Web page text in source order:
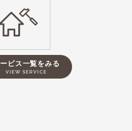
ビス一覧をみる
VIEW SERVICE